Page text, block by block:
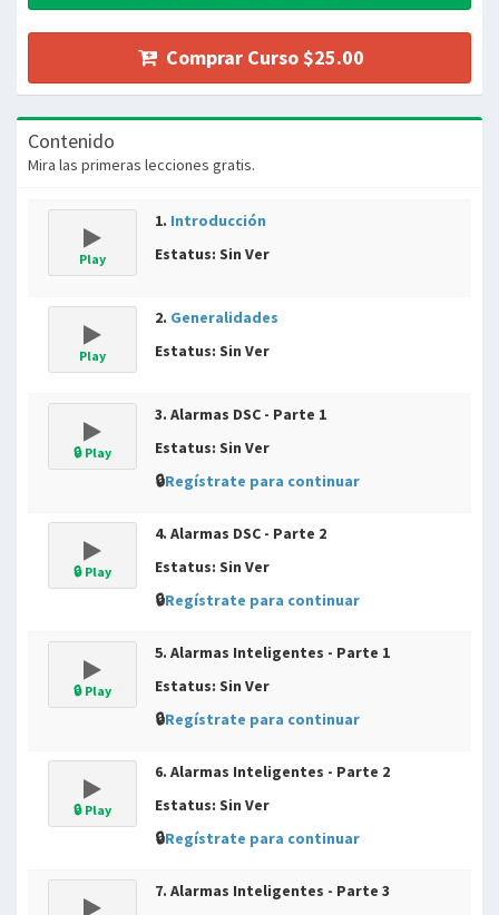
Comprar Curso $25.00
Contenido
Mira las primeras lecciones gratis.
Play
1. Introducción
Estatus: Sin Ver
Play
2. Generalidades
Estatus: Sin Ver
🔒 Play
3. Alarmas DSC - Parte 1
Estatus: Sin Ver
🔒Regístrate para continuar
🔒 Play
4. Alarmas DSC - Parte 2
Estatus: Sin Ver
🔒Regístrate para continuar
🔒 Play
5. Alarmas Inteligentes - Parte 1
Estatus: Sin Ver
🔒Regístrate para continuar
🔒 Play
6. Alarmas Inteligentes - Parte 2
Estatus: Sin Ver
🔒Regístrate para continuar
7. Alarmas Inteligentes - Parte 3